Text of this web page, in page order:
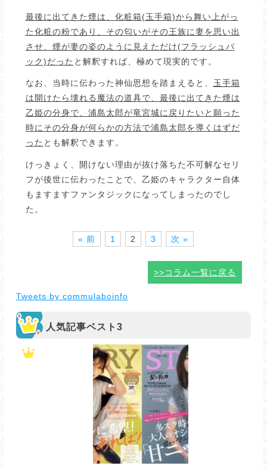
最後に出てきた煙は、化粧箱(玉手箱)から舞い上がっ
た化粧の粉であり、その匂いがその王族に妻を思い出
させ、煙が妻の姿のように見えただけ(フラッシュバ
ック)だった と解釈すれば、極めて現実的です。
なお、当時に伝わった神仙思想を踏まえると、 玉手箱
は開けたら壊れる魔法の道具で、最後に出てきた煙は
乙姫の分身で、浦島太郎が竜宮城に戻りたいと願った
時にその分身が何らかの方法で浦島太郎を導くはずだ
った とも解釈できます。
けっきょく、開けない理由が抜け落ちた不可解なセリ
フが後世に伝わったことで、乙姫のキャラクター自体
もますますファンタジックになってしまったのでし
た。
« 前 1 2 3 次 »
>>コラム一覧に戻る
Tweets by commulaboinfo
人気記事ベスト3